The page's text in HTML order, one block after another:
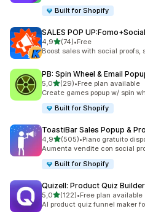
Built for Shopify
SALES POP
4,9stelle su 5
(74)
74 recensioni totali
•Free
Boost sales with social proofs,
PB: Spin Wheel & Email
5,0stelle su 5
(29)
29 recensioni totali
•Free plan available
Create games popup w/ spin
Built for Shopify
ToastiBar Sales Popup &
4,9stelle su 5
(505)
505 recensioni totali
•Piano gratuito
Aumenta vendite con social
Built for Shopify
Quizell: Product Quiz Builder
5,0stelle su 5
(122)
122 recensioni totali
•Free plan available
AI product quiz funnel maker